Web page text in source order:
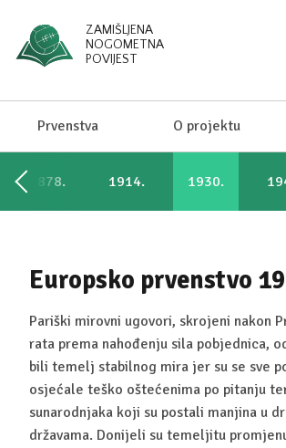
ZAMIŠLJENA
NOGOMETNA
POVIJEST
Prvenstva O projektu
1878. 1914. 1930.
Europsko prvenstvo
Pariški mirovni ugovori, skrojeni nakon
rata prema nahođenju sila pobjednica,
bili temelj stabilnog mira jer su se sve
osjećale teško oštećenima po pitanju
sunarodnjaka koji su postali manjina u
državama. Donijeli su temeljitu